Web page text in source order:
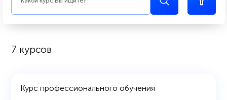
7 курсов
Курс профессионального обучения